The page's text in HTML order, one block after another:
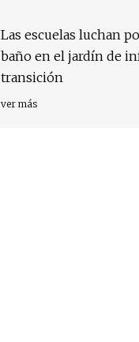
Las escuelas luchan
baño en el jardín de
transición
ver más